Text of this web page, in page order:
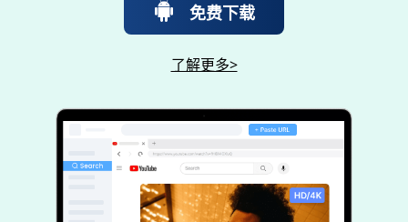
免费下载
了解更多>